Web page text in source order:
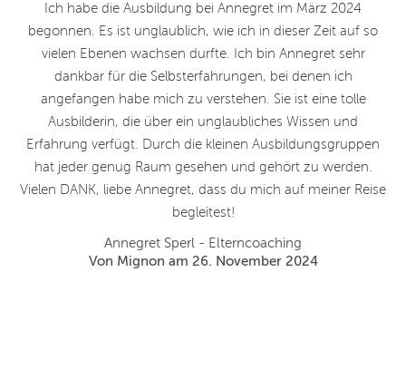
Ich habe die Ausbildung bei Annegret im März 2024
begonnen. Es ist unglaublich, wie ich in dieser Zeit auf so
vielen Ebenen wachsen durfte. Ich bin Annegret sehr
dankbar für die Selbsterfahrungen, bei denen ich
angefangen habe mich zu verstehen. Sie ist eine tolle
Ausbilderin, die über ein unglaubliches Wissen und
Erfahrung verfügt. Durch die kleinen Ausbildungsgruppen
hat jeder genug Raum gesehen und gehört zu werden.
Vielen DANK, liebe Annegret, dass du mich auf meiner Reise
begleitest!
Annegret Sperl - Elterncoaching
Von Mignon am 26. November 2024